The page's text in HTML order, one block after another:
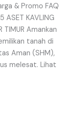
& Promo FAQ
ASET KAVLING
TIMUR Amankan
tanah di
Aman (SHM),
melesat. Lihat